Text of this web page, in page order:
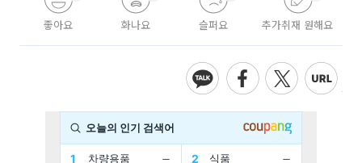
좋아요 화나요 슬퍼요 추가취재 원해요